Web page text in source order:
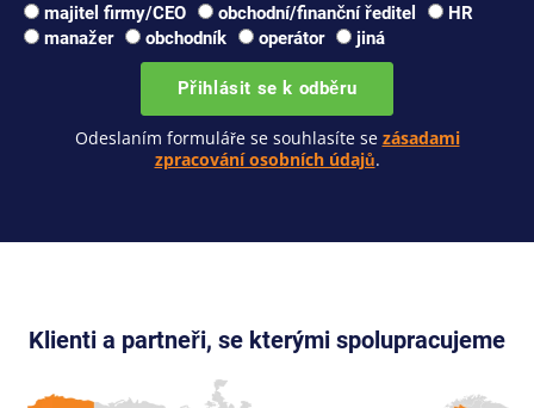
majitel firmy/CEO
obchodní/finanční ředitel
HR
manažer
obchodník operátor jiná
Přihlásit se k odběru
Odeslaním formuláře se souhlasíte se zásadami
zpracování osobních údajů.
Klienti a partneři, se kterými spolupracujeme